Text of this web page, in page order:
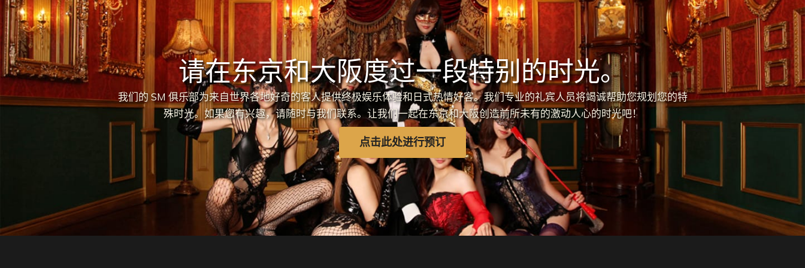
请在东京和大阪度过一段特别的时光。
我们的 SM 俱乐部为来自世界各地好奇的客人提供终极娱乐体验和日式热情好客。我们专业的礼宾人员将竭诚帮助您规划您的特
殊时光。如果您有兴趣，请随时与我们联系。让我们一起在东京和大阪创造前所未有的激动人心的时光吧！
点击此处进行预订